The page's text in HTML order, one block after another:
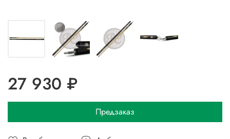
27 930 ₽
Предзаказ